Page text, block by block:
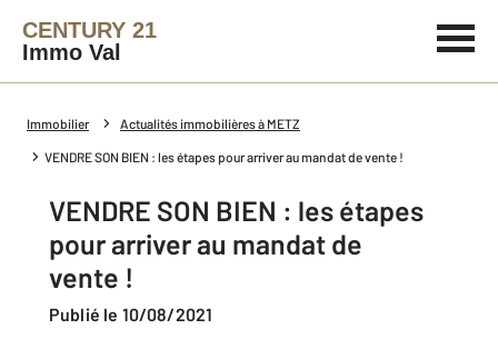
CENTURY 21
Immo Val
Immobilier Actualités immobilières à METZ
VENDRE SON BIEN : les étapes pour arriver au mandat de vente !
VENDRE SON BIEN : les étapes
pour arriver au mandat de
vente !
Publié le 10/08/2021